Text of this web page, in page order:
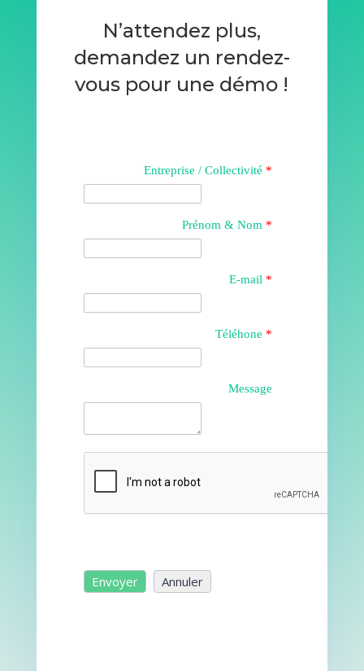
N’attendez plus,
demandez un rendez-
vous pour une démo !
Entreprise / Collectivité *
Prénom & Nom *
E-mail *
Téléhone *
Message